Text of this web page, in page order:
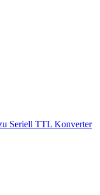
Seriell TTL Konverter